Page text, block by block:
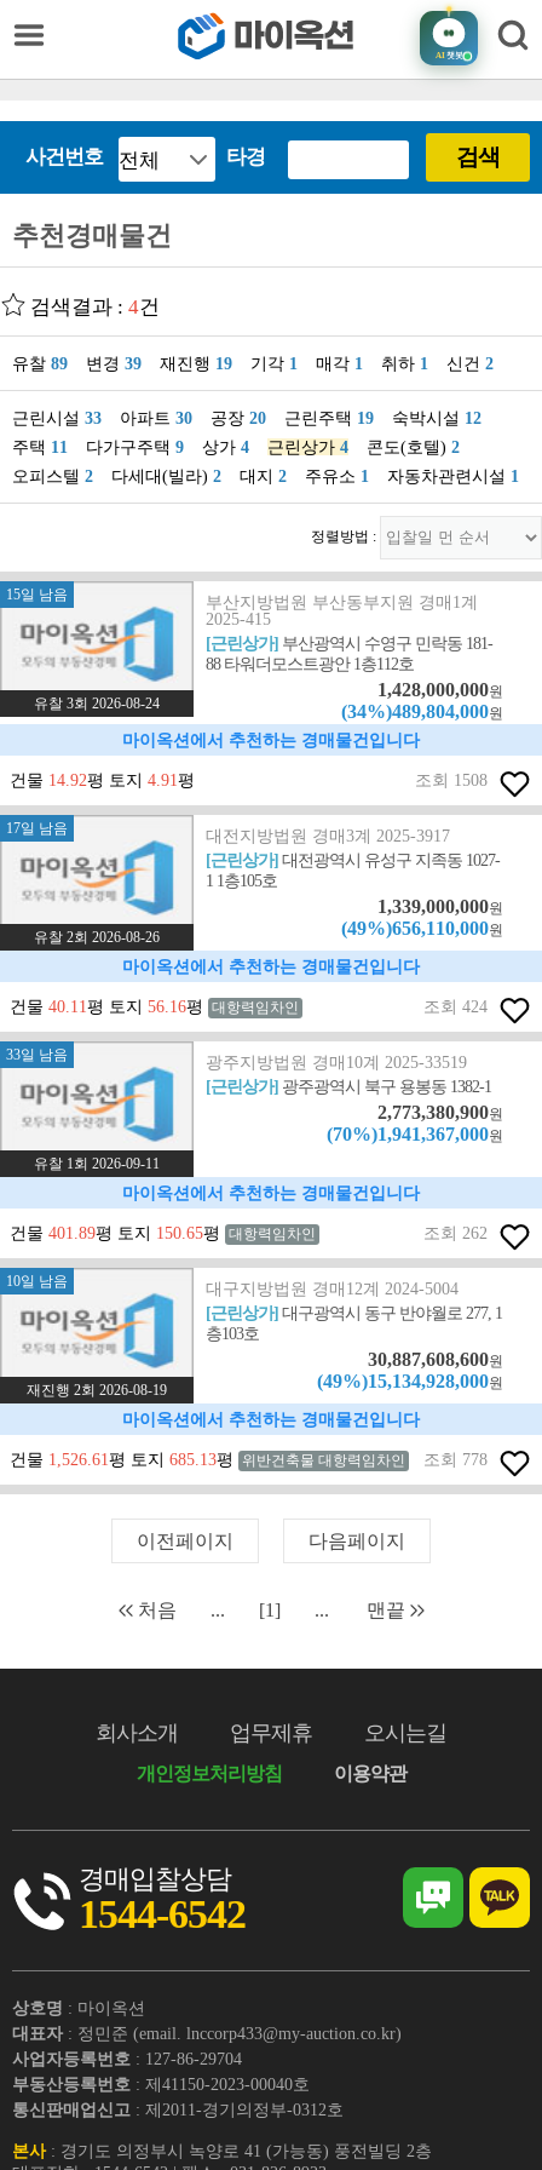
AI챗봇
사건번호 타경 검색
추천경매물건
검색결과 : 4건
유찰 89 변경 39 재진행 19 기각 1 매각 1 취하 1 신건 2
근린시설 33 아파트 30 공장 20 근린주택 19 숙박시설 12
주택 11 다가구주택 9 상가 4 근린상가 4 콘도(호텔) 2
오피스텔 2 다세대(빌라) 2 대지 2 주유소 1 자동차관련시설 1
정렬방법 :
15일 남음
유찰 3회 2026-08-24
부산지방법원 부산동부지원 경매1계
2025-415
[근린상가] 부산광역시 수영구 민락동 181-
88 타워더모스트광안 1층112호
1,428,000,000원
(34%)489,804,000원
마이옥션에서 추천하는 경매물건입니다
건물 14.92평 토지 4.91평 조회 1508
17일 남음
유찰 2회 2026-08-26
대전지방법원 경매3계 2025-3917
[근린상가]대전광역시 유성구 지족동 1027-
1 1층105호
1,339,000,000원
(49%)656,110,000원
마이옥션에서 추천하는 경매물건입니다
건물 40.11평 토지 56.16평 대항력임차인 조회 424
33일 남음
유찰 1회 2026-09-11
광주지방법원 경매10계 2025-33519
[근린상가] 광주광역시 북구 용봉동 1382-1
2,773,380,900원
(70%)1,941,367,000원
마이옥션에서 추천하는 경매물건입니다
건물 401.89평 토지 150.65평 대항력임차인 조회 262
10일 남음
재진행 2회 2026-08-19
대구지방법원 경매12계 2024-5004
[근린상가]대구광역시 동구 반야월로 277, 1
층103호
30,887,608,600원
(49%)15,134,928,000원
마이옥션에서 추천하는 경매물건입니다
건물 1,526.61평 토지 685.13평 위반건축물 대항력임차인 조회 778
이전페이지 다음페이지
처음 ... [1] ... 맨끝
회사소개 업무제휴 오시는길
개인정보처리방침 이용약관
경매입찰상담
1544-6542
상호명 : 마이옥션
대표자 : 정민준 (email. lnccorp433@my-auction.co.kr)
사업자등록번호 : 127-86-29704
부동산등록번호 : 제41150-2023-00040호
통신판매업신고 : 제2011-경기의정부-0312호
본사: 경기도 의정부시 녹양로 41 (가능동) 풍전빌딩 2층